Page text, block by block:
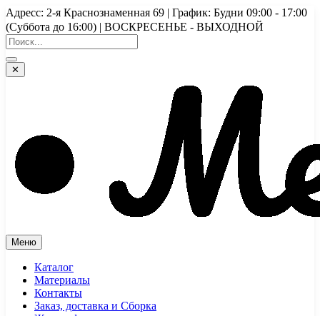
Перейти
к
содержимому
Адресс: 2-я Краснознаменная 69 | График: Будни 09:00 - 17:00
(Суббота до 16:00) | ВОСКРЕСЕНЬЕ - ВЫХОДНОЙ
✕
Меню
Каталог
Материалы
Контакты
Заказ, доставка и Сборка